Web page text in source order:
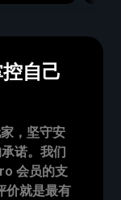
自己
，坚守安
诺。我们
会员的支
价就是最有